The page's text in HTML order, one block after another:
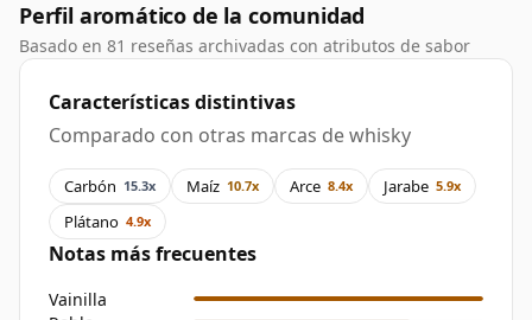
Perfil aromático de la comunidad
Basado en 81 reseñas archivadas con atributos de sabor
Características distintivas
Comparado con otras marcas de whisky
Carbón 15.3x Maíz 10.7x Arce 8.4x Jarabe 5.9x
Plátano 4.9x
Notas más frecuentes
Vainilla